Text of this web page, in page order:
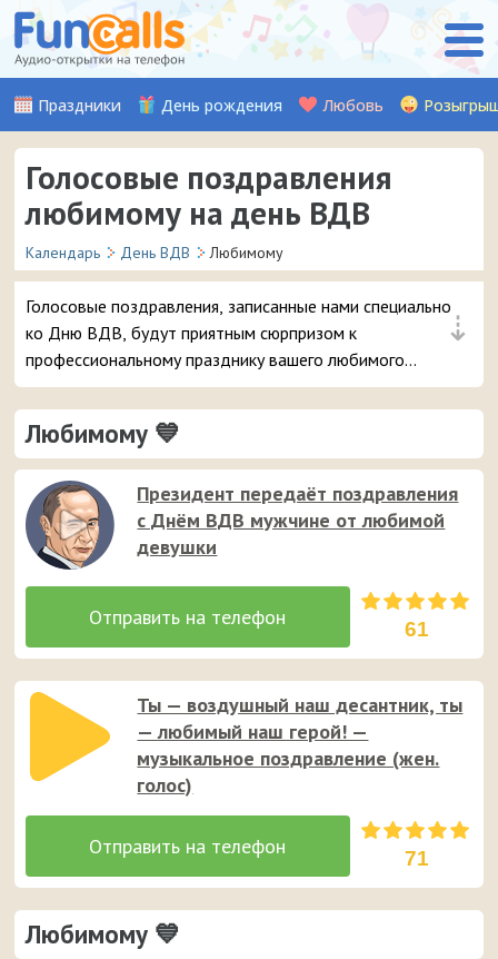
Праздники День рождения Любовь
Голосовые поздравления
любимому на день ВДВ
Календарь День ВДВ Любимому
⇣
Голосовые поздравления, записанные нами специально
ко Дню ВДВ, будут приятным сюрпризом к
профессиональному празднику вашего любимого
мужчины. Слушайте, выбирайте и отправляйте
понравившуюся аудио-открытку на смартфон.
Любимому 💙
Президент передаёт поздравления
с Днём ВДВ мужчине от любимой
девушки
61
Ты — воздушный наш десантник, ты
— любимый наш герой! —
музыкальное поздравление (жен.
голос)
71
Любимому 💙